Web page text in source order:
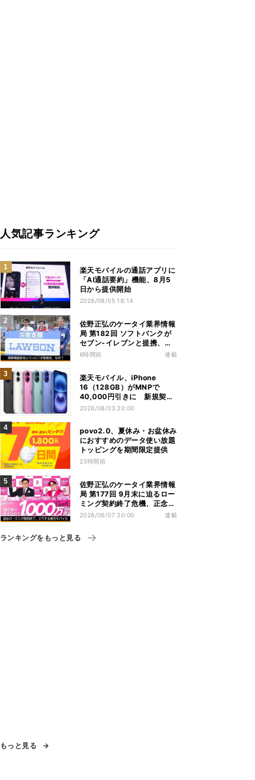
人気記事ランキング
楽天モバイルの通話アプリに
「AI通話要約」機能、8月5
日から提供開始
2026/08/05 18:14
佐野正弘のケータイ業界情報
局 第182回 ソフトバンクが
セブン-イレブンと提携、携
帯電話会社とコンビニが急接
6時間前 連載
楽天モバイル、iPhone
16（128GB）がMNPで
40,000円引きに 新規契約
でも40,000ポイントを還元
2026/08/03 20:00
povo2.0、夏休み・お盆休み
におすすめのデータ使い放題
トッピングを期間限定提供
23時間前
佐野正弘のケータイ業界情報
局 第177回 9月末に迫るロー
ミング契約終了危機、正念場
を迎える楽天モバイルはどう
2026/06/07 20:00 連載
ランキングをもっと見る
もっと見る